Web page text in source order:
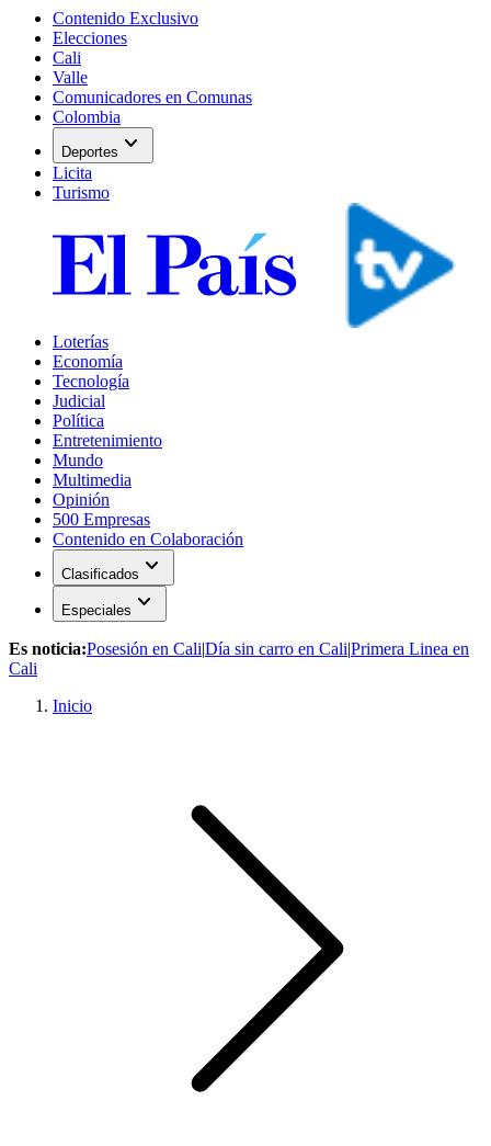
Contenido Exclusivo
Elecciones
Cali
Valle
Comunicadores en Comunas
Colombia
Deportes expand_more
Licita
Turismo
Loterías
Economía
Tecnología
Judicial
Política
Entretenimiento
Mundo
Multimedia
Opinión
500 Empresas
Contenido en Colaboración
Clasificados expand_more
Especiales expand_more
Es noticia:Posesión en Cali|Día sin carro en Cali|Primera Linea en
Cali
Inicio